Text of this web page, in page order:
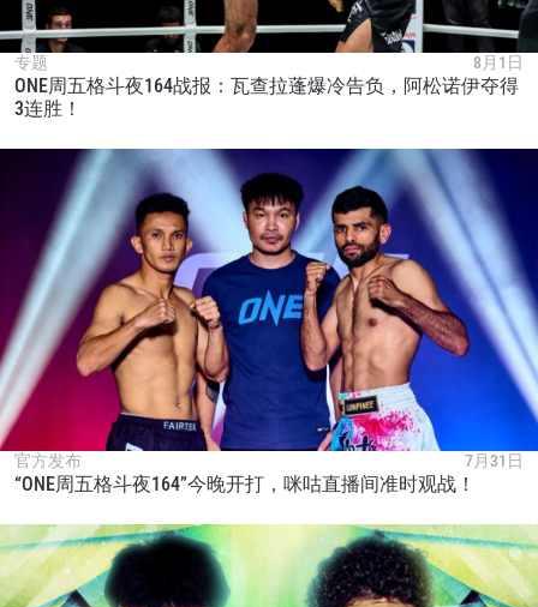
专题 8月1日
ONE周五格斗夜164战报：瓦查拉蓬爆冷告负，阿松诺伊夺得
3连胜！
官方发布 7月31日
“ONE周五格斗夜164”今晚开打，咪咕直播间准时观战！